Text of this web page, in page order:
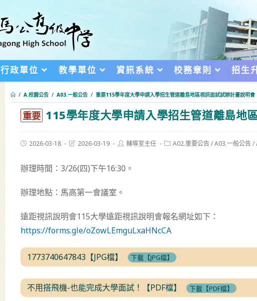
行政單位 教學單位 資訊系統 校務章則 招生
/ A.校園公告 / A03.一般公告 / 重要115學年度大學申請入學招生管道離島地區視訊面試試辦計畫說明會
重要 115學年度大學申請入學招生管道離島地
Post2026-03-18
Post2026-03-19
Post輔導室主任
PostA02.重要公告/A03.一般公告/
辦理時間：3/26(四)下午16:30。
辦理地點：馬高第一會議室。
遠距視訊說明會115大學遠距視訊說明會報名網址如下：
https://forms.gle/oZowLEmguLxaHNcCA
1773740647843【JPG檔】 下載【JPG檔】
不用搭飛機-也能完成大學面試！【PDF檔】 下載【PDF檔】